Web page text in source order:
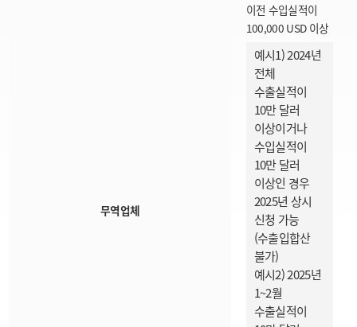
무역업체
이전 수입실적이
100,000 USD 이상
예시1) 2024년
전체
수출실적이
10만 달러
이상이거나
수입실적이
10만 달러
이상인 경우
2025년 상시
신청 가능
(수출입합산
불가)
예시2) 2025년
1~2월
수출실적이